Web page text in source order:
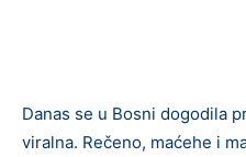
Danas se u Bosni dogodila
viralna. Rečeno, maćehe i